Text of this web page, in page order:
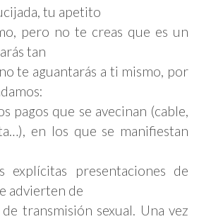
tu apetito
pero no te creas que es un
tan
te aguantarás a ti mismo, por
pagos que se avecinan (cable,
en los que se manifiestan
explícitas presentaciones de
advierten de
transmisión sexual. Una vez